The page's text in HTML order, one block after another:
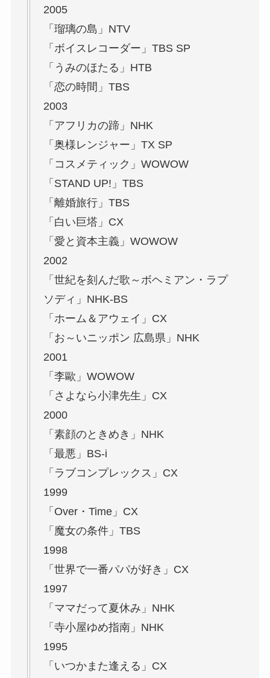
2005
「瑠璃の島」NTV
「ボイスレコーダー」TBS SP
「うみのほたる」HTB
「恋の時間」TBS
2003
「アフリカの蹄」NHK
「奥様レンジャー」TX SP
「コスメティック」WOWOW
「STAND UP!」TBS
「離婚旅行」TBS
「白い巨塔」CX
「愛と資本主義」WOWOW
2002
「世紀を刻んだ歌～ボヘミアン・ラプ
ソディ」NHK-BS
「ホーム＆アウェイ」CX
「お～いニッポン 広島県」NHK
2001
「李歐」WOWOW
「さよなら小津先生」CX
2000
「素顔のときめき」NHK
「最悪」BS-i
「ラブコンプレックス」CX
1999
「Over・Time」CX
「魔女の条件」TBS
1998
「世界で一番パパが好き」CX
1997
「ママだって夏休み」NHK
「寺小屋ゆめ指南」NHK
1995
「いつかまた逢える」CX